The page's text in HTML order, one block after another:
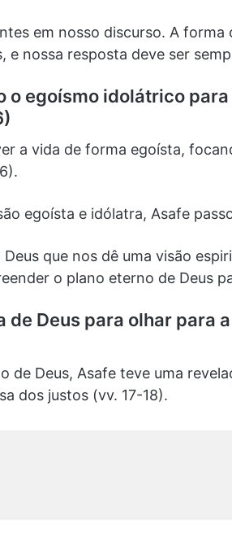
em nosso discurso. A
e nossa resposta deve ser
o egoísmo idolátrico
a vida de forma egoísta,
egoísta e idólatra, Asafe
Deus que nos dê uma visão
o plano eterno de Deus
de Deus para olhar para
de Deus, Asafe teve uma
dos justos (vv. 17-18).